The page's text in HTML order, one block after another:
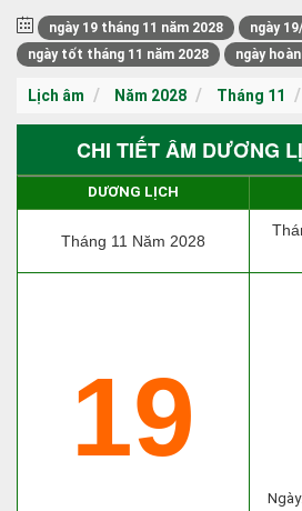
ngày 19 tháng 11 năm 2028
ngày
ngày tốt tháng 11 năm 2028
ngày
Lịch âm Năm 2028 Tháng 11
CHI TIẾT ÂM DƯƠNG
DƯƠNG LỊCH
Tháng 11 Năm 2028
19